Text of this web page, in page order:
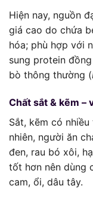
Hiện nay, nguồn
giá cao do chứa
hóa; phù hợp với
sung protein
bò thông thường (
Chất sắt & kẽm –
Sắt, kẽm có
nhiên, người ăn
đen, rau bó xôi,
tốt hơn nên dùng
cam, ổi, dâu tây.